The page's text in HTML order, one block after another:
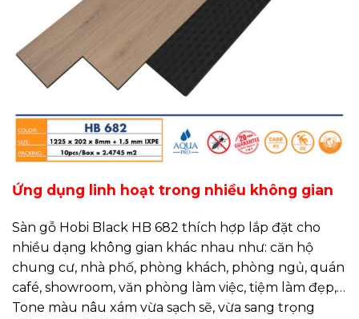
Ứng dụng linh hoạt trong nhiều không gian
Sàn gỗ Hobi Black HB 682 thích hợp lắp đặt cho
nhiều dạng không gian khác nhau như: căn hộ
chung cư, nhà phố, phòng khách, phòng ngủ, quán
café, showroom, văn phòng làm việc, tiệm làm đẹp,…
Tone màu nâu xám vừa sạch sẽ, vừa sang trọng